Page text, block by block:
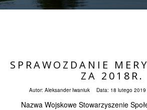
SPRAWOZDANIE
ZA 2018R.
Autor: Aleksander Iwaniuk Data: 18 lutego 2019
Nazwa Wojskowe Stowarzyszenie